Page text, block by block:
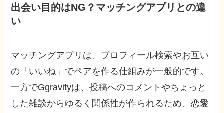
出会い目的はNG？マッチングアプリとの違
い
マッチングアプリは、プロフィール検索やお互い
の「いいね」でペアを作る仕組みが一般的です。
一方でGgravityは、投稿へのコメントやちょっと
した雑談からゆるく関係性が作られるため、恋愛